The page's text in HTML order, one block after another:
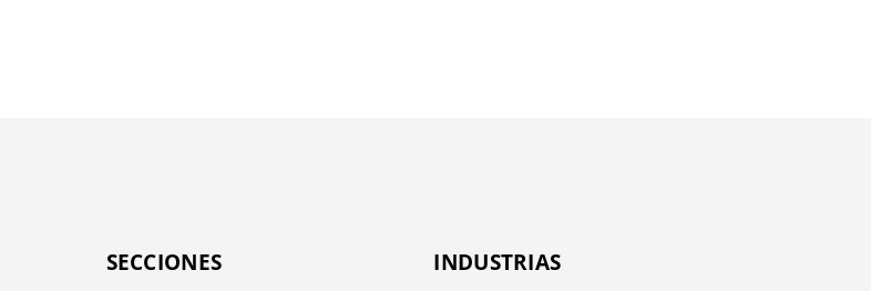
SECCIONES INDUSTRIAS